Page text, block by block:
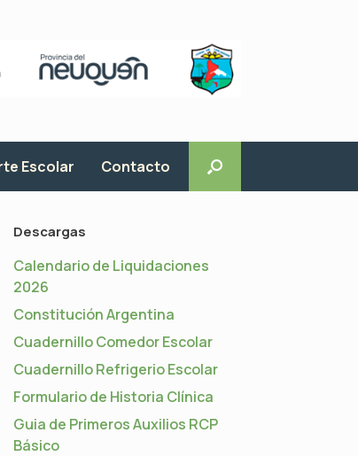
Escolar Contacto
Descargas
Calendario de Liquidaciones
2026
Constitución Argentina
Cuadernillo Comedor Escolar
Cuadernillo Refrigerio Escolar
Formulario de Historia Clínica
Guia de Primeros Auxilios RCP
Básico